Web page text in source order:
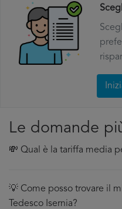
Le domande
💸 Qual è la tariffa media
💡 Come posso trovare il
Tedesco Isernia?